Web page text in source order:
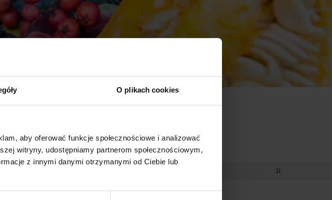
O plikach cookies
aby oferować funkcje społecznościowe i analizować
witryny, udostępniamy partnerom społecznościowym,
z innymi danymi otrzymanymi od Ciebie lub
1l